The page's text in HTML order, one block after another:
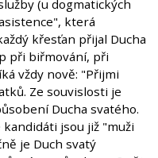
(u dogmatických
která
křesťan přijal Ducha
při biřmování, při
vždy nově: "Přijmi
Ze souvislosti je
Ducha svatého.
jsou již "muži
je Duch svatý